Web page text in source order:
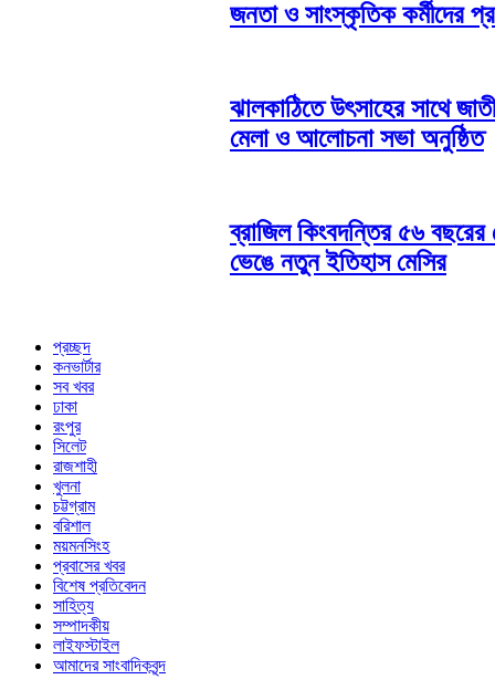
জনতা ও সাংস্কৃতিক কর্মীদের
ঝালকাঠিতে উৎসাহের সাথে
মেলা ও আলোচনা সভা অনুষ্ঠিত
ব্রাজিল কিংবদন্তির ৫৬ বছরের
ভেঙে নতুন ইতিহাস মেসির
প্রচ্ছদ
কনভার্টার
সব খবর
ঢাকা
রংপুর
সিলেট
রাজশাহী
খুলনা
চট্টগ্রাম
বরিশাল
ময়মনসিংহ
প্রবাসের খবর
বিশেষ প্রতিবেদন
সাহিত্য
সম্পাদকীয়
লাইফস্টাইল
আমাদের সাংবাদিকবৃন্দ